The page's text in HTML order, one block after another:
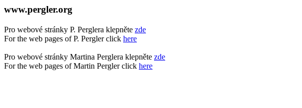
www.pergler.org
Pro webové stránky P. Perglera klepněte zde
For the web pages of P. Pergler click here
Pro webové stránky Martina Perglera klepněte zde
For the web pages of Martin Pergler click here